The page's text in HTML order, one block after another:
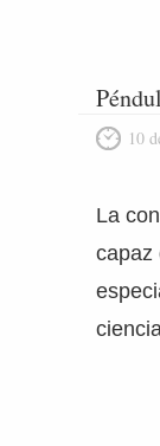
10
La
capaz